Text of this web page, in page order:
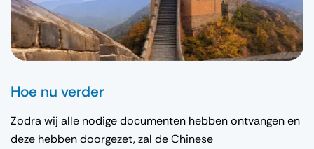
Hoe nu verder
Zodra wij alle nodige documenten hebben ontvangen en
deze hebben doorgezet, zal de Chinese